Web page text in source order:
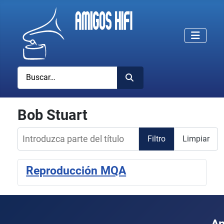
Buscar
Bob Stuart
Introduzca parte del título
Filtro Limpiar
Reproducción MQA